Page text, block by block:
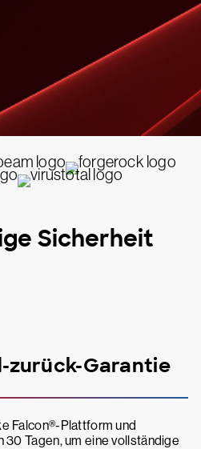
Sicherheit
zurück-Garantie
Falcon®-Plattform und
30 Tagen, um eine vollständige